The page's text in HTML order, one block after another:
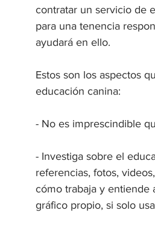
contratar un servicio de
para una tenencia
ayudará en ello.
Estos son los aspectos
educación canina:
- No es imprescindible
- Investiga sobre el
referencias, fotos,
cómo trabaja y entiende
gráfico propio, si solo